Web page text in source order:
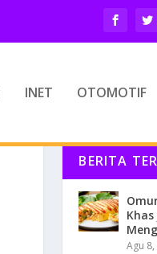
INET OTOMOTIF
BERITA
Agu